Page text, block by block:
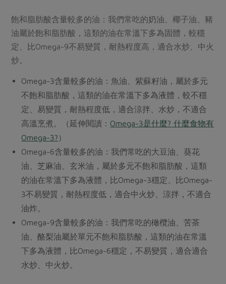
飽和脂肪酸含量較多的油：我們常吃的奶油、椰子油、豬
油屬於飽和脂肪酸，這類的油在常溫下多為固體，較穩
定、比Omega-9不易變質，耐熱程度高，適合水炒、中火
炒。
Omega-3含量較多的油：魚油、紫蘇籽油，屬於多元
不飽和脂肪酸，這類的油在常溫下多為液體，較不穩
定、易變質，耐熱程度低，適合涼拌、水炒，不適合
高溫烹煮。（延伸閱讀： Omega-3是什麼? 什麼食物有
Omega-3? ）
Omega-6含量較多的油：我們常吃的大豆油、葵花
油、芝麻油、玄米油，屬於多元不飽和脂肪酸，這類
的油在常溫下多為液體，比Omega-3穩定、比Omega-
3不易變質，耐熱程度低，適合中火炒、涼拌，不適合
油炸。
Omega-9含量較多的油：我們常吃的橄欖油、苦茶
油、酪梨油屬於單元不飽和脂肪酸，這類的油在常溫
下多為液體，比Omega-6穩定，不易變質，適合適合
水炒、中火炒。